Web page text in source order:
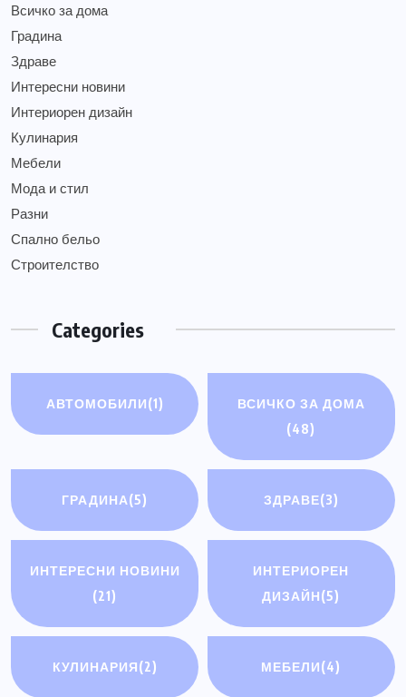
Всичко за дома
Градина
Здраве
Интересни новини
Интериорен дизайн
Кулинария
Мебели
Мода и стил
Разни
Спално бельо
Строителство
Categories
АВТОМОБИЛИ(1)
ВСИЧКО ЗА ДОМА
(48)
ГРАДИНА(5) ЗДРАВЕ(3)
ИНТЕРЕСНИ НОВИНИ
(21)
ИНТЕРИОРЕН
ДИЗАЙН(5)
КУЛИНАРИЯ(2) МЕБЕЛИ(4)